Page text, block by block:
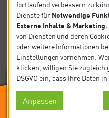
News
Datenschutz
SOCIAL
Folgen Sie uns auf Social
fortlaufend verbessern zu
Dienste für Notwendige
Externe Inhalte & Marketing.
von Diensten und deren
oder weitere Informationen
Einstellungen vornehmen.
klicken, willigen Sie zugleich
DSGVO ein, dass Ihre Daten
Anpassen